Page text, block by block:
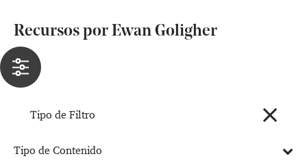
Recursos por Ewan Goligher
Tipo de Filtro
Tipo de Contenido